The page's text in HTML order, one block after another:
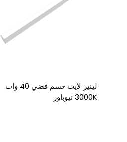
لينير لايت جسم فضي 40 وات
3000K نيوباور